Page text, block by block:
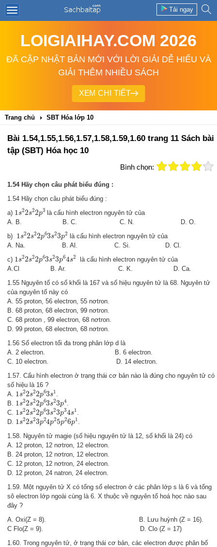
Tải ngay
LOIGIAIHAY.COM 2026
ĐÃ CẬP NHẬT BẢN MỚI VỚI LỜI GIẢI DỄ HIỂU VÀ
GIẢI THÊM NHIỀU SÁCH
XEM CHI TIẾT
Trang chủ SBT Hóa lớp 10
Bài 1.54,1.55,1.56,1.57,1.58,1.59,1.60 trang 11 Sách bài
tập (SBT) Hóa học 10
Bình chọn:
1.54 Hãy chọn câu phát biểu đúng :
1.54 Hãy chọn câu phát biểu đúng :
a) 1s22s22p3
1 s22 s22 p 3
là cấu hình electron nguyên tử của
A. B. B. C. C. N. D. O.
b) 1s22s22p63s23p2
1 s22 s22 p6 3s2 3p2
là cấu hình electron nguyên tử của
A. Na. B. Al. C. Si. D. Cl.
c) 1s22s22p63s23p64s2
1 s22 s22 p6 3s2 3p 4 s2
là cấu hình electron nguyên tử của
A.Cl B. Ar. C. K. D. Ca.
1.55 Nguyên tố có số khối là 167 và số hiệu nguyên tử là 68. Nguyên tử
của nguyên tố này có
A. 55 proton, 56 electron, 55 nơtron.
B. 68 proton, 68 electron, 99 nơtron.
C. 68 proton , 99 electron, 68 nơtron.
D. 99 proton, 68 electron, 68 nơtron.
1.56 Số electron tối đa trong phân lớp d là
A. 2 electron. B. 6 electron.
C. 10 electron. D. 14 electron.
1.57. Cấu hình electron ở trạng thái cơ bản nào là đúng cho nguyên tử có
số hiệu là 16 ?
A. 1s22s22p63s1
1s22s22p6 3s
.
B. 1s22s22p63s23p4
1s22s22p63s2 3p
.
C. 1s22s22p63s23p34s1
1s22s22p63s23p 4
.
D. 1s22s23p24p25p26p1
1s22s23p24p25p2 6p
.
1.58. Nguyên tử magie (số hiệu nguyên tử là 12, số khối là 24) có
A. 12 proton, 12 nơtron, 12 electron.
B. 24 proton, 12 nơtron, 12 electron.
C. 12 proton, 12 nơtron, 24 electron.
D. 12 proton, 24 natron, 24 electron.
1.59. Một nguyên tử X có tổng số electron ở các phân lớp s là 6 và tổng
sô electron lớp ngoài cùng là 6. X thuộc về nguyên tố hoá học nào sau
đây ?
A. Oxi(Z = 8). B. Lưu huỳnh (Z = 16).
C Flo(Z = 9). D. Clo (Z = 17)
1.60. Trong nguyên tử, ở trạng thái cơ bản, các electron được phân bố